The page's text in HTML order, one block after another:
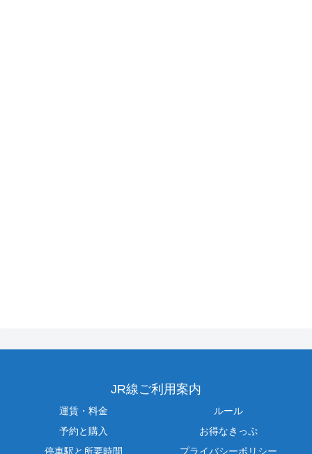
JR線ご利用案内
運賃・料金
ルール
予約と購入
お得なきっぷ
停車駅と所要時間
プライバシーポリシー